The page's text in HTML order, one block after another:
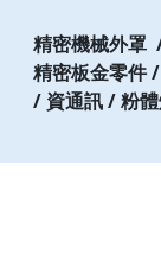
精密機械外罩
精密板金零件
/ 資通訊 / 粉